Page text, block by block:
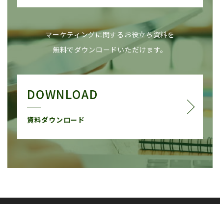
マーケティングに関するお役立ち資料を
無料でダウンロードいただけます。
DOWNLOAD
資料ダウンロード